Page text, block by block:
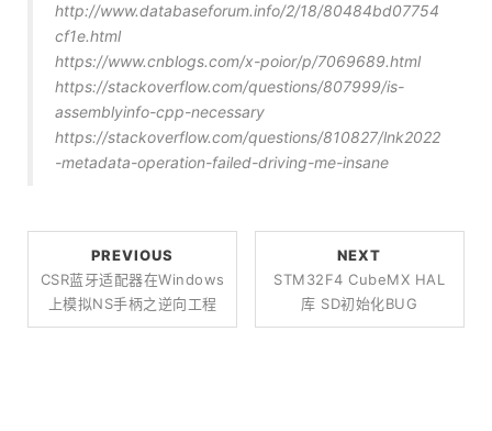
http://www.databaseforum.info/2/18/80484bd07754
cf1e.html
https://www.cnblogs.com/x-poior/p/7069689.html
https://stackoverflow.com/questions/807999/is-
assemblyinfo-cpp-necessary
https://stackoverflow.com/questions/810827/lnk2022
-metadata-operation-failed-driving-me-insane
PREVIOUS
CSR蓝牙适配器在windows
上模拟NS手柄之逆向工程
NEXT
STM32F4 CubeMX HAL
库 SD初始化BUG